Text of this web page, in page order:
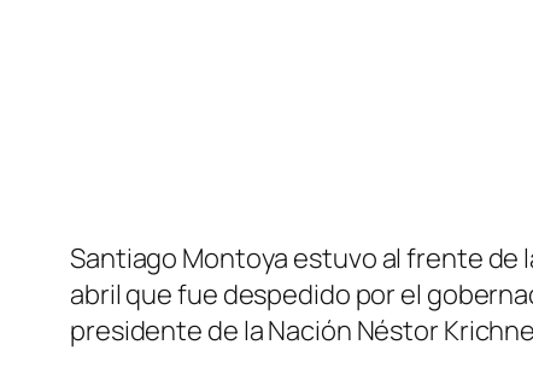
Santiago Montoya estuvo al frente de
abril que fue despedido por el
presidente de la Nación Néstor